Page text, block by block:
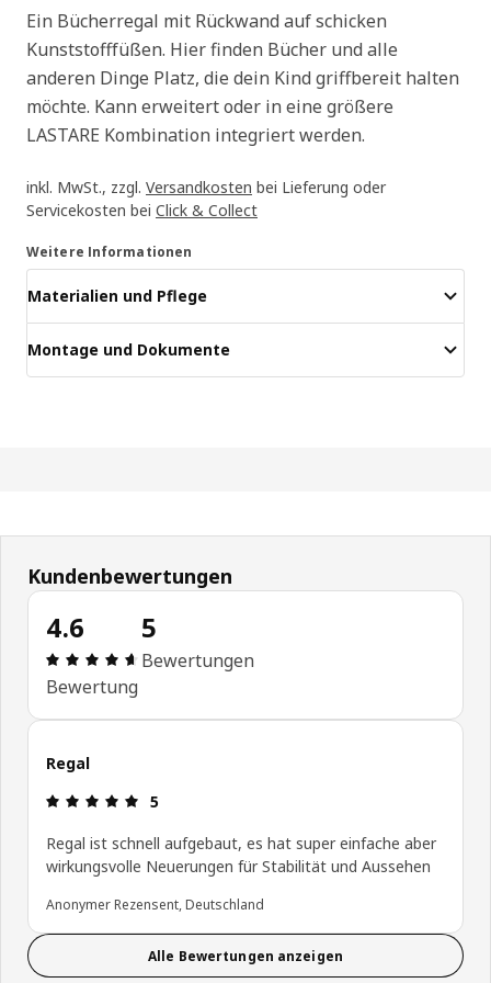
Ein Bücherregal mit Rückwand auf schicken
Kunststofffüßen. Hier finden Bücher und alle
anderen Dinge Platz, die dein Kind griffbereit halten
möchte. Kann erweitert oder in eine größere
LASTARE Kombination integriert werden.
inkl. MwSt., zzgl. Versandkosten bei Lieferung oder
Servicekosten bei Click & Collect
Weitere Informationen
Materialien und Pflege
Montage und Dokumente
Kundenbewertungen
4.6
Produktbewertung: 4.6 von 5 Sterne Alle
Bewertung
5
Bewertungen
Regal
Produktbewertung: 5 von 5 Sterne
5
Regal ist schnell aufgebaut, es hat super einfache aber
wirkungsvolle Neuerungen für Stabilität und Aussehen
Anonymer Rezensent, Deutschland
Alle Bewertungen anzeigen